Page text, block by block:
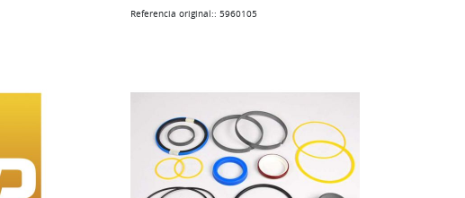
Referencia original:: 5960105